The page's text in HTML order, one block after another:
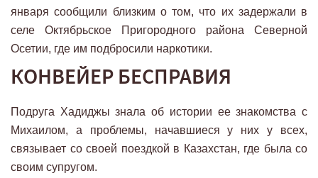
января сообщили близким о том, что их задержали в
селе Октябрьское Пригородного района Северной
Осетии, где им подбросили наркотики.
КОНВЕЙЕР БЕСПРАВИЯ
Подруга Хадиджы знала об истории ее знакомства с
Михаилом, а проблемы, начавшиеся у них у всех,
связывает со своей поездкой в Казахстан, где была со
своим супругом.